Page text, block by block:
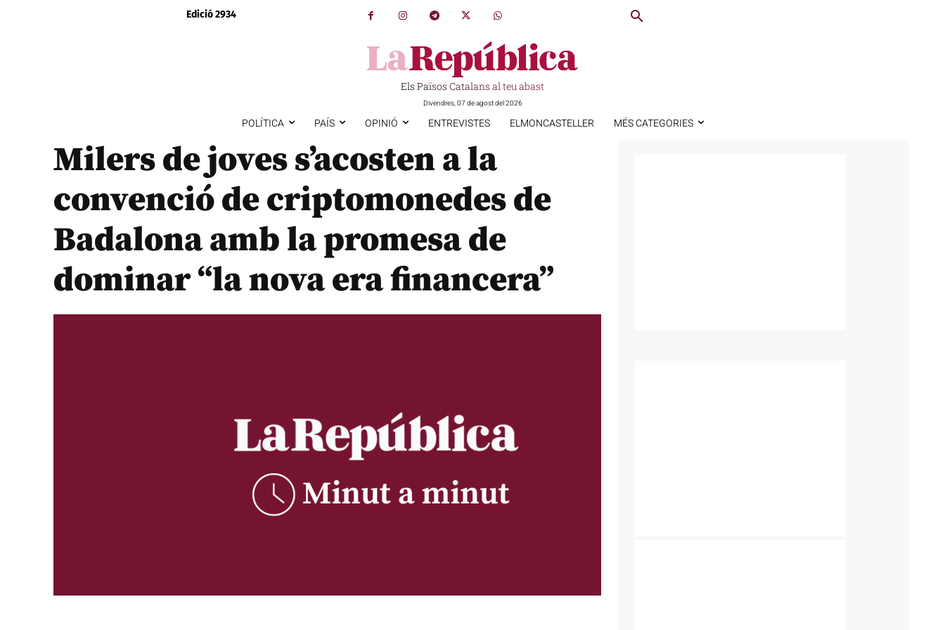
Edició 2934
Els Països Catalans al teu abast
Divendres, 07 de agost del 2026
POLÍTICA PAÍS OPINIÓ ENTREVISTES ELMONCASTELLER MÉS CATEGORIES
Milers de joves s’acosten a la
convenció de criptomonedes de
Badalona amb la promesa de
dominar “la nova era financera”